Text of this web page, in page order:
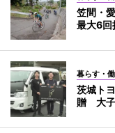
笠間・
最大6回
暮らす・働
茨城ト
贈 大子